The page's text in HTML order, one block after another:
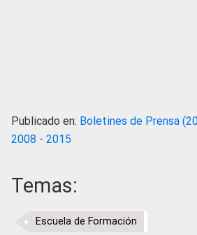
Publicado en: Boletines de Prensa
2008 - 2015
Temas:
Escuela de Formación